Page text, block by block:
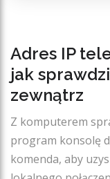
Adres IP
jak
zewnątrz
Z komputerem
program konsolę
komenda, aby